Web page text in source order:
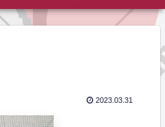
2023.03.31